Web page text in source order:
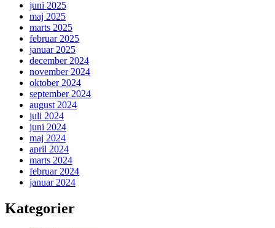
juni 2025
maj 2025
marts 2025
februar 2025
januar 2025
december 2024
november 2024
oktober 2024
september 2024
august 2024
juli 2024
juni 2024
maj 2024
april 2024
marts 2024
februar 2024
januar 2024
Kategorier